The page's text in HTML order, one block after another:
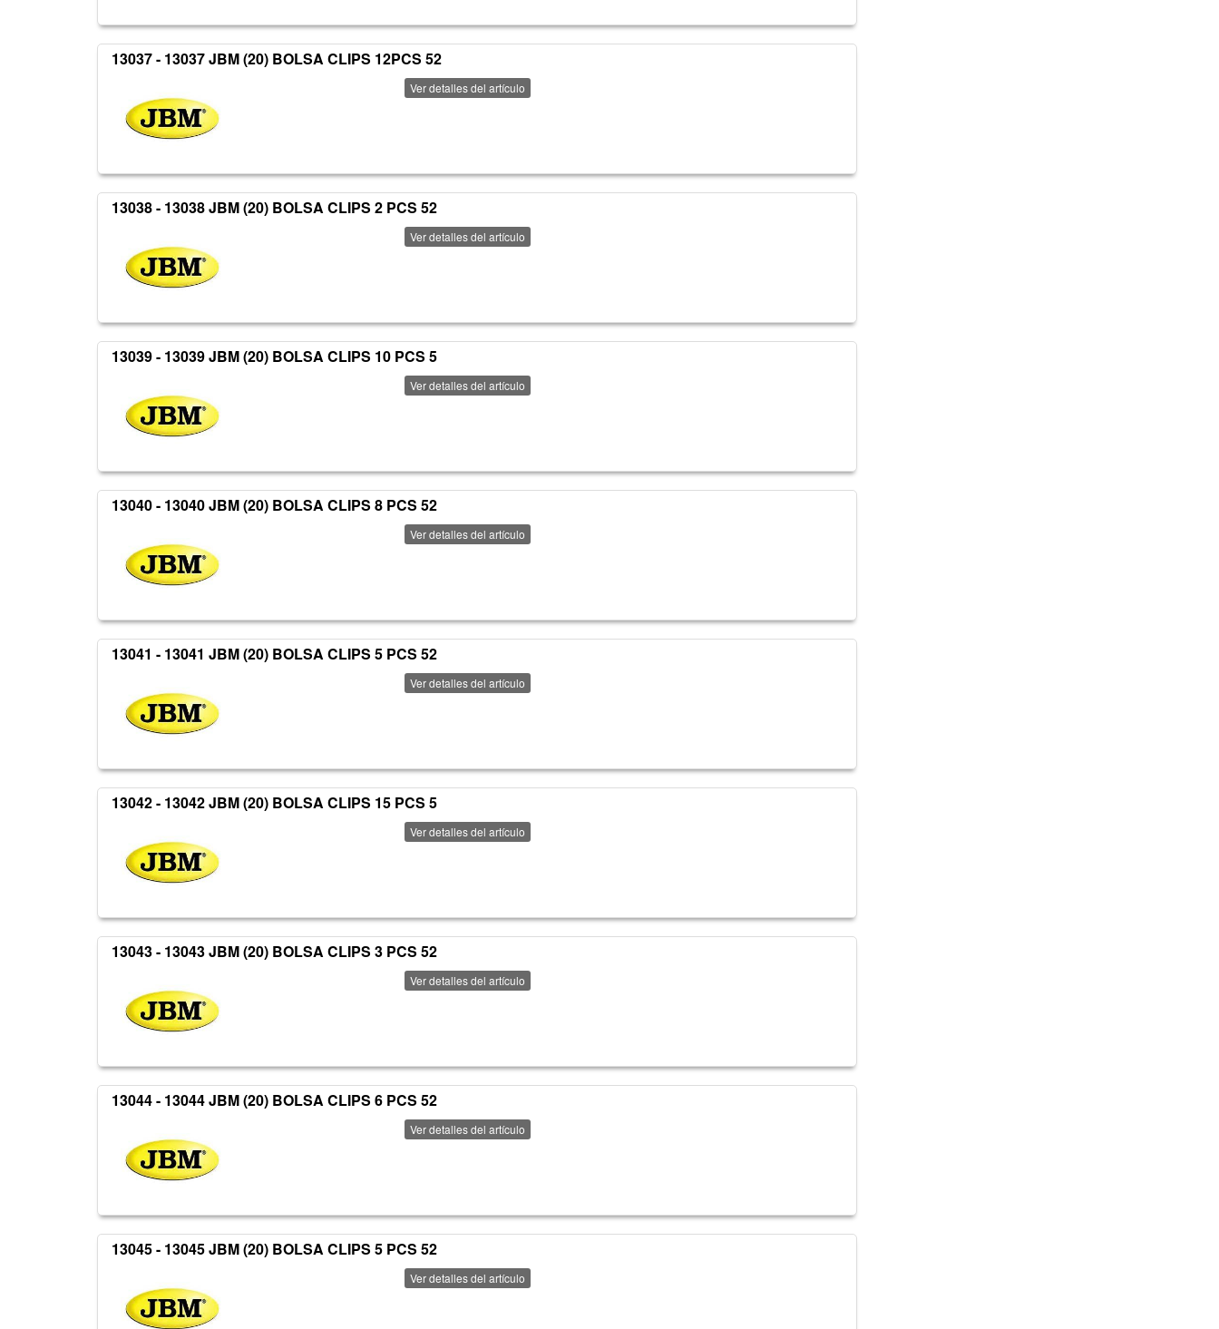
13037 - 13037 JBM (20) BOLSA CLIPS 12PCS 52
Ver detalles del artículo
13038 - 13038 JBM (20) BOLSA CLIPS 2 PCS 52
Ver detalles del artículo
13039 - 13039 JBM (20) BOLSA CLIPS 10 PCS 5
Ver detalles del artículo
13040 - 13040 JBM (20) BOLSA CLIPS 8 PCS 52
Ver detalles del artículo
13041 - 13041 JBM (20) BOLSA CLIPS 5 PCS 52
Ver detalles del artículo
13042 - 13042 JBM (20) BOLSA CLIPS 15 PCS 5
Ver detalles del artículo
13043 - 13043 JBM (20) BOLSA CLIPS 3 PCS 52
Ver detalles del artículo
13044 - 13044 JBM (20) BOLSA CLIPS 6 PCS 52
Ver detalles del artículo
13045 - 13045 JBM (20) BOLSA CLIPS 5 PCS 52
Ver detalles del artículo